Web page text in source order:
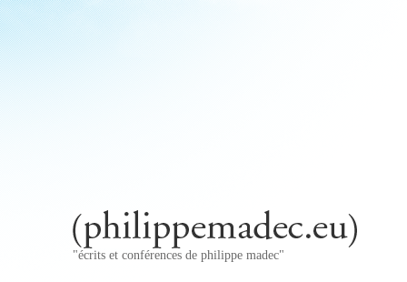
"écrits et conférences de philippe madec"